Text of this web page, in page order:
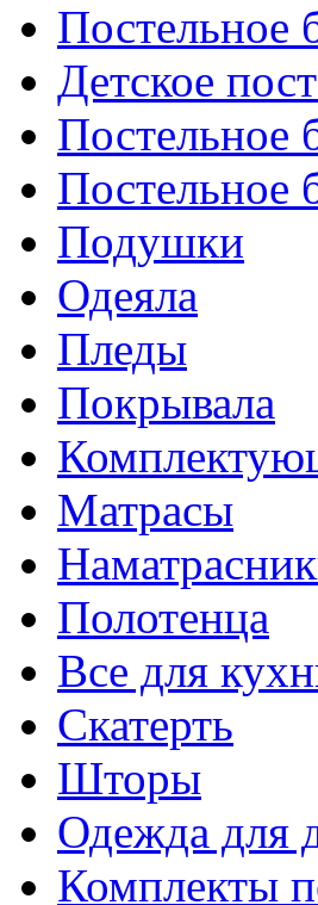
Постельное
Детское
Постельное
Постельное
Подушки
Одеяла
Пледы
Покрывала
Матрасы
Полотенца
Все для
Скатерть
Шторы
Одежда для
Комплекты